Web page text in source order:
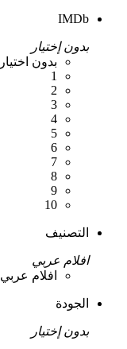
IMDb
بدون إختيار
بدون اختيار
1
2
3
4
5
6
7
8
9
10
التصنيف
افلام عربي
افلام عربي
الجودة
بدون إختيار